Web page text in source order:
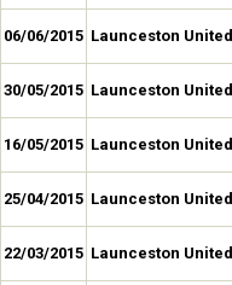
06/06/2015 Launceston United
30/05/2015 Launceston United
16/05/2015 Launceston United
25/04/2015 Launceston United
22/03/2015 Launceston United